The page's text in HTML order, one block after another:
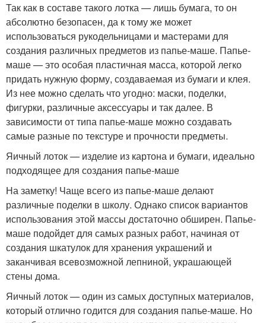
Так как в составе такого лотка — лишь бумага, то он
абсолютно безопасен, да к тому же может
использоваться рукодельницами и мастерами для
создания различных предметов из папье-маше. Папье-
маше — это особая пластичная масса, которой легко
придать нужную форму, создаваемая из бумаги и клея.
Из нее можно сделать что угодно: маски, поделки,
фигурки, различные аксессуары и так далее. В
зависимости от типа папье-маше можно создавать
самые разные по текстуре и прочности предметы.
Яичный лоток — изделие из картона и бумаги, идеально
подходящее для создания папье-маше
На заметку! Чаще всего из папье-маше делают
различные поделки в школу. Однако список вариантов
использования этой массы достаточно обширен. Папье-
маше подойдет для самых разных работ, начиная от
создания шкатулок для хранения украшений и
заканчивая всевозможной лепниной, украшающей
стены дома.
Яичный лоток — один из самых доступных материалов,
который отлично годится для создания папье-маше. Но